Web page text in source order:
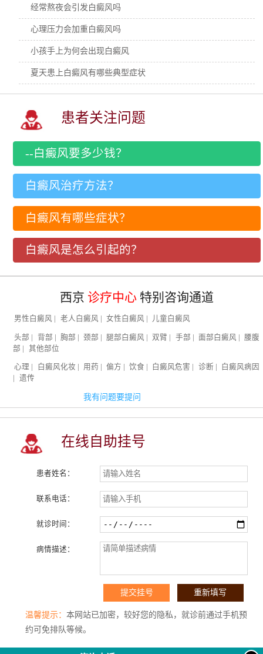
经常熬夜会引发白癜风吗
心理压力会加重白癜风吗
小孩手上为何会出现白癜风
夏天患上白癜风有哪些典型症状
患者关注问题
--白癜风要多少钱？
白癜风治疗方法？
白癜风有哪些症状？
白癜风是怎么引起的？
西京 诊疗中心 特别咨询通道
男性白癜风 老人白癜风 女性白癜风 儿童白癜风
头部 | 背部 | 胸部 | 颈部 | 腿部白癜风 | 双臂 | 手部 | 面部白癜风 | 腰腹
部 | 其他部位
心理 白癜风化妆 用药 偏方 饮食 白癜风危害 诊断
白癜风病因
遗传
我有问题要提问
在线自助挂号
患者姓名：
联系电话：
就诊时间：
病情描述：
温馨提示：本网站已加密，较好您的隐私，就诊前通过手机预
约可免排队等候。